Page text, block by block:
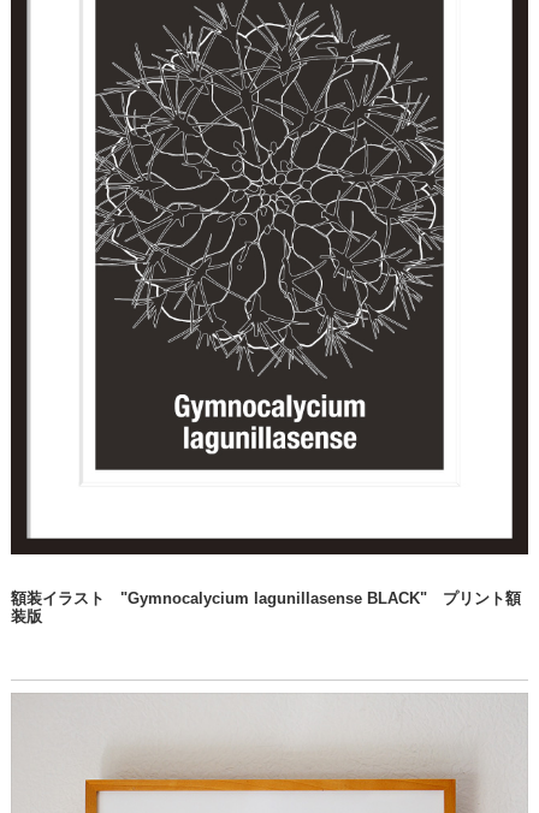
額装イラスト "Gymnocalycium lagunillasense BLACK" プリント額
装版